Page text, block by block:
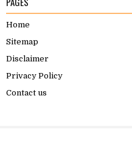
Home
Sitemap
Disclaimer
Privacy Policy
Contact us